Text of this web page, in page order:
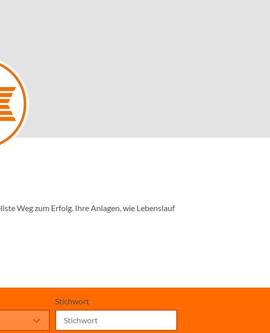
Weg zum Erfolg. Ihre Anlagen, wie Lebenslauf
Stichwort